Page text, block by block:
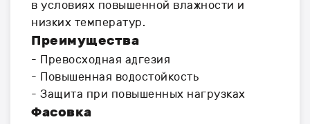
в условиях повышенной влажности и
низких температур.
Преимущества
- Превосходная адгезия
- Повышенная водостойкость
- Защита при повышенных нагрузках
Фасовка